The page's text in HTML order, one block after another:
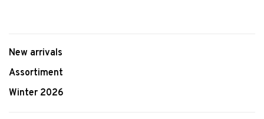
New arrivals
Assortiment
Winter 2026